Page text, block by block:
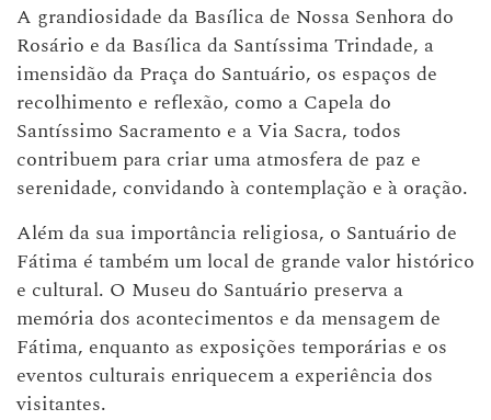
A grandiosidade da Basílica de Nossa Senhora do
Rosário e da Basílica da Santíssima Trindade, a
imensidão da Praça do Santuário, os espaços de
recolhimento e reflexão, como a Capela do
Santíssimo Sacramento e a Via Sacra, todos
contribuem para criar uma atmosfera de paz e
serenidade, convidando à contemplação e à oração.
Além da sua importância religiosa, o Santuário de
Fátima é também um local de grande valor histórico
e cultural. O Museu do Santuário preserva a
memória dos acontecimentos e da mensagem de
Fátima, enquanto as exposições temporárias e os
eventos culturais enriquecem a experiência dos
visitantes.